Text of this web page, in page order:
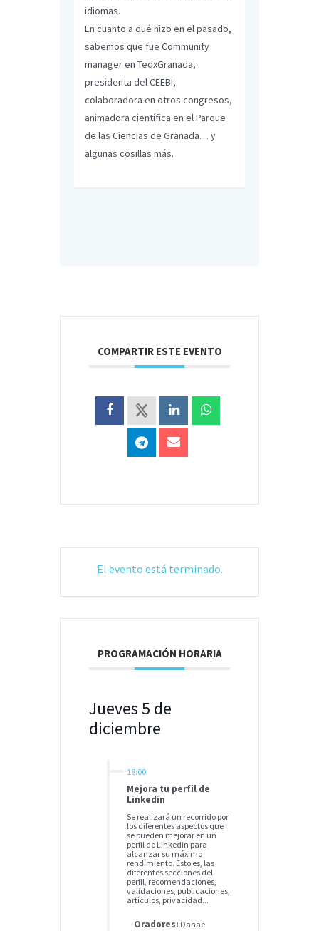
idiomas.
En cuanto a qué hizo en el pasado,
sabemos que fue Community
manager en TedxGranada,
presidenta del CEEBI,
colaboradora en otros congresos,
animadora científica en el Parque
de las Ciencias de Granada… y
algunas cosillas más.
COMPARTIR ESTE EVENTO
El evento está terminado.
PROGRAMACIÓN HORARIA
Jueves 5 de
diciembre
18:00
Mejora tu perfil de
Linkedin
Se realizará un recorrido por
los diferentes aspectos que
se pueden mejorar en un
perfil de Linkedin para
alcanzar su máximo
rendimiento. Esto es, las
diferentes secciones del
perfil, recomendaciones,
validaciones, publicaciones,
artículos, privacidad...
Oradores: Danae